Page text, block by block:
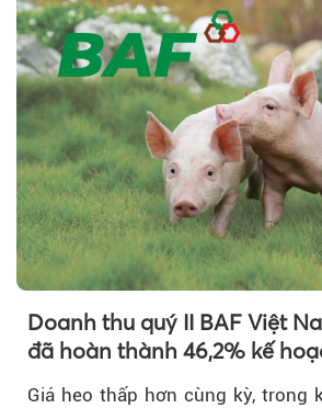
Doanh thu quý II BAF Việt
đã hoàn thành 46,2% kế
Giá heo thấp hơn cùng kỳ, trong